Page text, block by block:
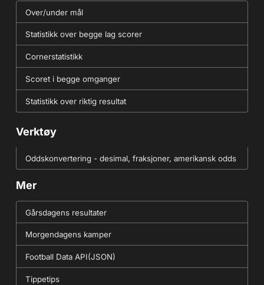
Over/under mål
Statistikk over begge lag scorer
Cornerstatistikk
Scoret i begge omganger
Statistikk over riktig resultat
Verktøy
Oddskonvertering - desimal, fraksjoner, amerikansk odds
Mer
Gårsdagens resultater
Morgendagens kamper
Football Data API(JSON)
Tippetips